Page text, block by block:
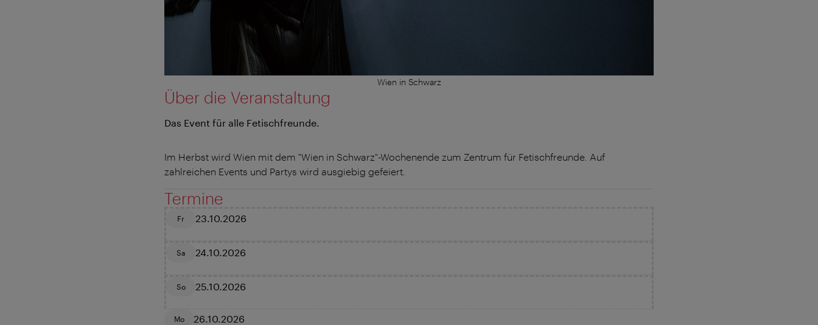
Wien in Schwarz
Über die Veranstaltung
Das Event für alle Fetischfreunde.
Im Herbst wird Wien mit dem "Wien in Schwarz"-Wochenende zum Zentrum für Fetischfreunde. Auf
zahlreichen Events und Partys wird ausgiebig gefeiert.
Termine
Fr 23.10.2026
Sa 24.10.2026
So 25.10.2026
Mo 26.10.2026